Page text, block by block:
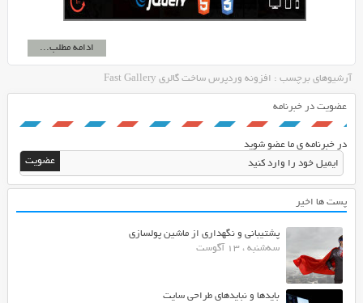
ادامه مطلب...
آرشیوهای برچسب : افزونه وردپرس ساخت گالری Fast Gallery
عضویت در خبرنامه
در خبرنامه ی ما عضو شوید
پست ها اخیر
پشتیبانی و نگهداری از ماشین پولسازی
سه‌شنبه ، 13 آگوست
بایدها و نبایدهای طراحی سایت